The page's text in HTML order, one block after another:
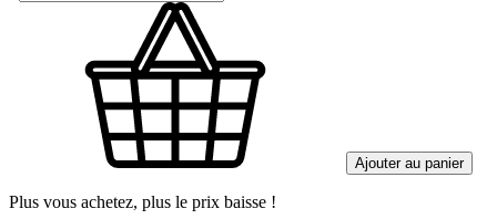
Ajouter au panier
Plus vous achetez, plus le prix baisse !